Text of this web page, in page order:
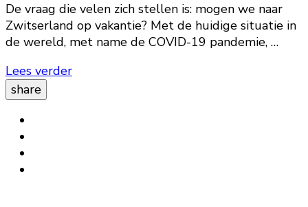
De vraag die velen zich stellen is: mogen we naar
Zwitserland op vakantie? Met de huidige situatie in
de wereld, met name de COVID-19 pandemie, …
Lees verder
share